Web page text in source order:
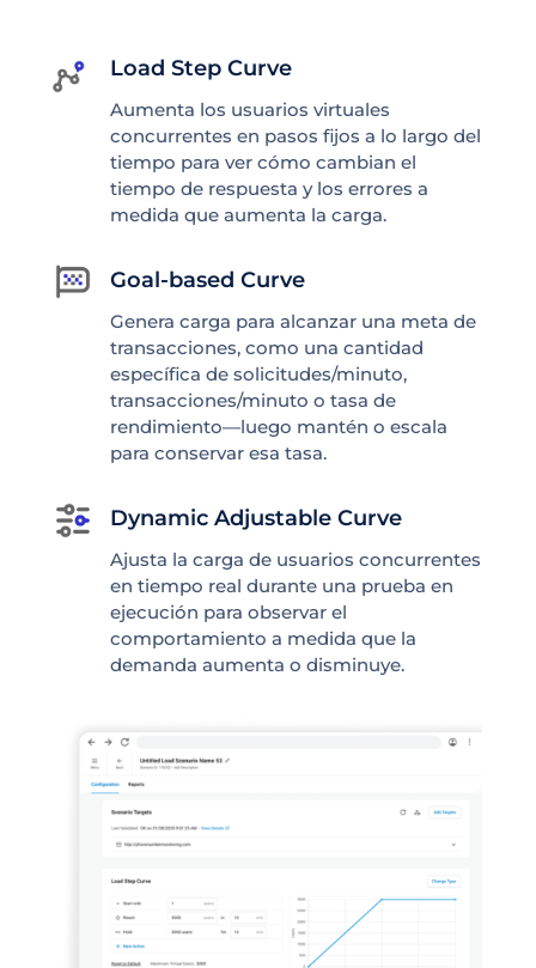
Load Step Curve
Aumenta los usuarios virtuales
concurrentes en pasos fijos a lo largo del
tiempo para ver cómo cambian el
tiempo de respuesta y los errores a
medida que aumenta la carga.
Goal-based Curve
Genera carga para alcanzar una meta de
transacciones, como una cantidad
específica de solicitudes/minuto,
transacciones/minuto o tasa de
rendimiento—luego mantén o escala
para conservar esa tasa.
Dynamic Adjustable Curve
Ajusta la carga de usuarios concurrentes
en tiempo real durante una prueba en
ejecución para observar el
comportamiento a medida que la
demanda aumenta o disminuye.